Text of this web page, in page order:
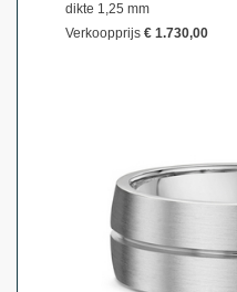
dikte 1,25 mm
Verkoopprijs € 1.730,00